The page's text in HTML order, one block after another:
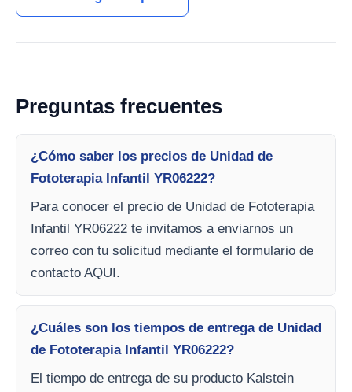
Preguntas frecuentes
¿Cómo saber los precios de Unidad de
Fototerapia Infantil YR06222?
Para conocer el precio de Unidad de Fototerapia
Infantil YR06222 te invitamos a enviarnos un
correo con tu solicitud mediante el formulario de
contacto AQUI.
¿Cuáles son los tiempos de entrega de Unidad
de Fototerapia Infantil YR06222?
El tiempo de entrega de su producto Kalstein